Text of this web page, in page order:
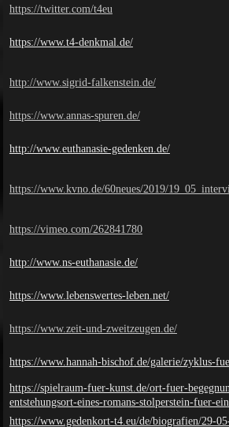
https://twitter.com/t4eu
https://www.t4-denkmal.de/
http://www.sigrid-falkenstein.de/
https://www.annas-spuren.de/
http://www.euthanasie-gedenken.de/
https://www.kvno.de/60neues/2019/
https://vimeo.com/262841780
http://www.ns-euthanasie.de/
https://www.lebenswertes-leben.net/
https://www.zeit-und-zweitzeugen.de/
https://www.hannah-bischof.de/galerie/zyklus-
https://spielraum-fuer-kunst.de/ort-fuer-
entstehungsort-eines-romans-stolperstein-fuer-
https://www.gedenkort-t4.eu/de/biografien/29-